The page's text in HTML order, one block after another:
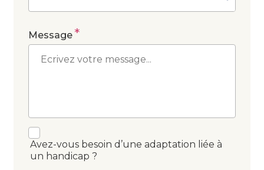
Message *
Avez-vous besoin d’une adaptation liée à
un handicap ?